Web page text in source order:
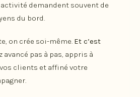
activité demandent souvent de
du bord.
on crée soi-même. Et c’est
avancé pas à pas, appris à
clients et affiné votre